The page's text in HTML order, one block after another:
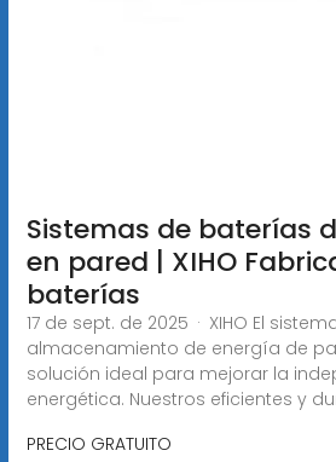
Sistemas de baterías
en pared | XIHO
baterías
17 de sept. de 2025 · XIHO El
almacenamiento de energía de
solución ideal para mejorar la
energética. Nuestros eficientes y
PRECIO GRATUITO